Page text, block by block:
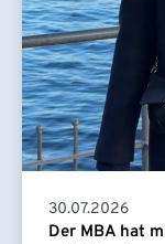
30.07.2026
Der MBA hat